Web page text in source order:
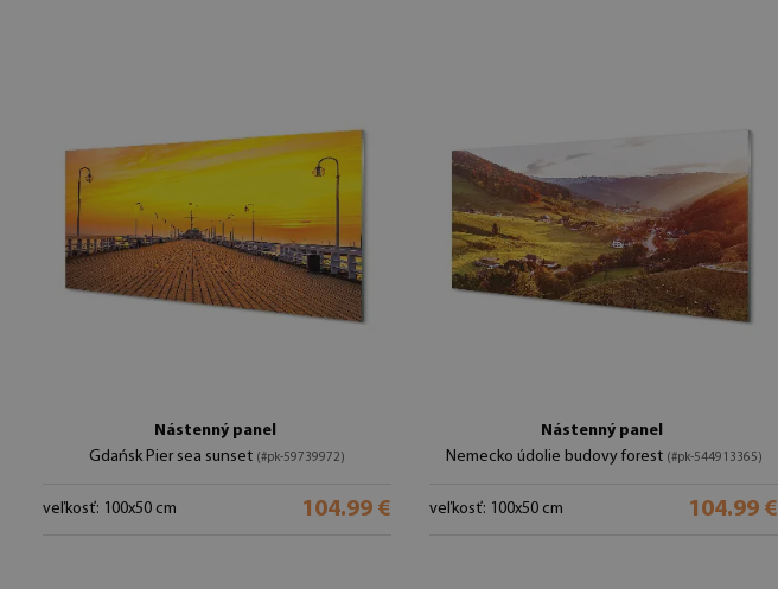
Nástenný panel
Gdańsk Pier sea sunset (#pk-59739972)
veľkosť: 100x50 cm 104.99 €
Nástenný panel
Nemecko údolie budovy forest (#pk-544913365)
veľkosť: 100x50 cm 104.99 €